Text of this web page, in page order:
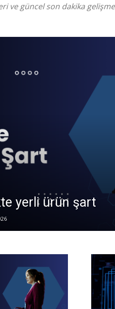
ve güncel son dakika
yerli ürün şart